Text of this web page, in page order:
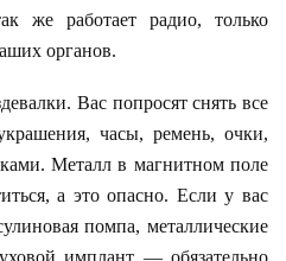
же работает радио, только
органов.
Вас попросят снять все
часы, ремень, очки,
Металл в магнитном поле
а это опасно. Если у вас
помпа, металлические
имплант — обязательно